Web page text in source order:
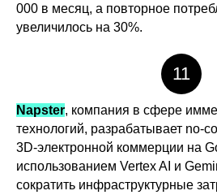
000 в месяц, а повторное
увеличилось на 30%.
11
Napster, компания в сфере
технологий, разрабатывает no-
3D-электронной коммерции на
использованием Vertex AI и
сократить инфраструктурные